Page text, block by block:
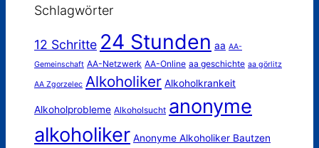
Schlagwörter
12 Schritte 24 Stunden aa AA-
Gemeinschaft AA-Netzwerk AA-Online aa geschichte aa görlitz
AA Zgorzelec Alkoholiker Alkoholkrankeit
Alkoholprobleme Alkoholsucht anonyme
alkoholiker Anonyme Alkoholiker Bautzen